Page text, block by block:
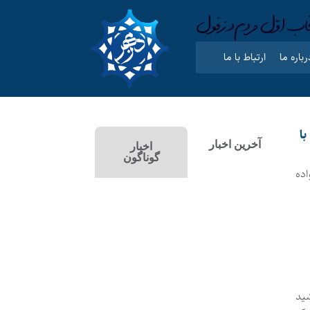
ما ارتباط با ما
آخرین اخبار
اخبار
گوناگون